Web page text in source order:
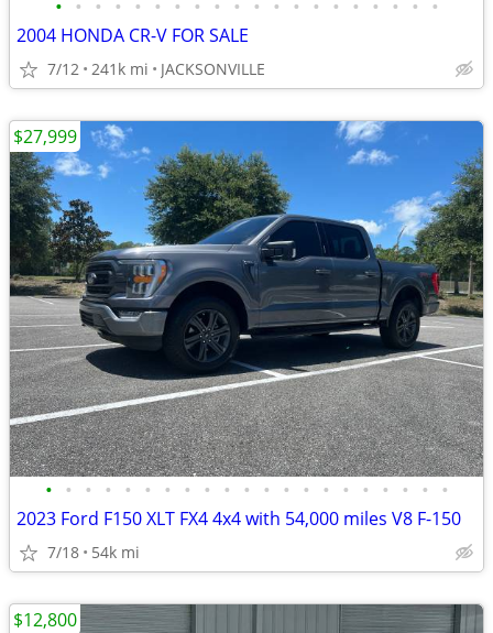
• • • • • • • • • • • • • • • • • • • •
2004 HONDA CR-V FOR SALE
7/12 241k mi JACKSONVILLE
• • • • • • • • • • • • • • • • • • • • •
2023 Ford F150 XLT FX4 4x4 with 54,000 miles V8 F-150
7/18 54k mi
$27,999
$12,800